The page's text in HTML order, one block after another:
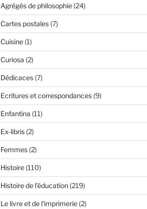
Agrégés de philosophie(24)
Cartes postales(7)
Cuisine(1)
Curiosa (2)
Dédicaces(7)
Ecritures et correspondances(9)
Enfantina (11)
Ex-libris(2)
Femmes(2)
Histoire(110)
Histoire de l’éducation(219)
Le livre et de l'imprimerie(2)